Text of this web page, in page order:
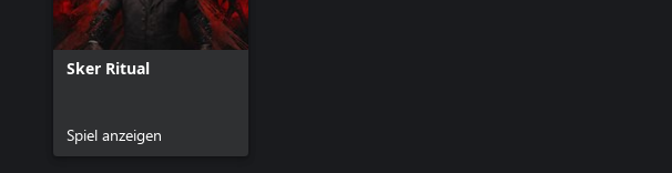
Sker Ritual
Spiel anzeigen